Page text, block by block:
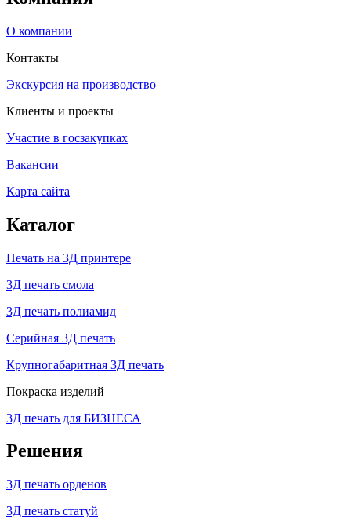
О компании
Контакты
Экскурсия на производство
Клиенты и проекты
Участие в госзакупках
Вакансии
Карта сайта
Каталог
Печать на 3Д принтере
3Д печать смола
3Д печать полиамид
Серийная 3Д печать
Крупногабаритная 3Д печать
Покраска изделий
3Д печать для БИЗНЕСА
Решения
3Д печать орденов
3Д печать статуй